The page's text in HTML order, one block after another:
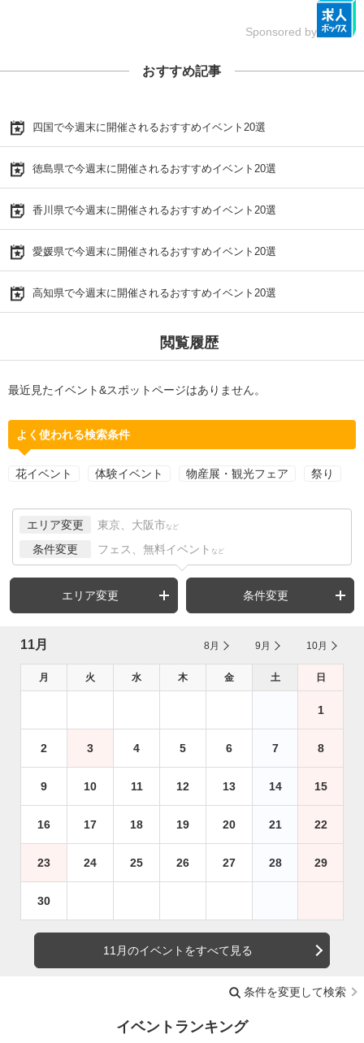
Sponsored by
おすすめ記事
四国で今週末に開催されるおすすめイベント20選
徳島県で今週末に開催されるおすすめイベント20選
香川県で今週末に開催されるおすすめイベント20選
愛媛県で今週末に開催されるおすすめイベント20選
高知県で今週末に開催されるおすすめイベント20選
閲覧履歴
最近見たイベント&スポットページはありません。
よく使われる検索条件
花イベント 体験イベント 物産展・観光フェア 祭り
エリア変更 東京、大阪市 など
条件変更 フェス、無料イベント など
エリア変更 条件変更
11月 8月 9月 10月
月 火 水 木 金 土 日
1
2 3 4 5 6 7 8
9 10 11 12 13 14 15
16 17 18 19 20 21 22
23 24 25 26 27 28 29
30
11月のイベントをすべて見る
条件を変更して検索
イベントランキング